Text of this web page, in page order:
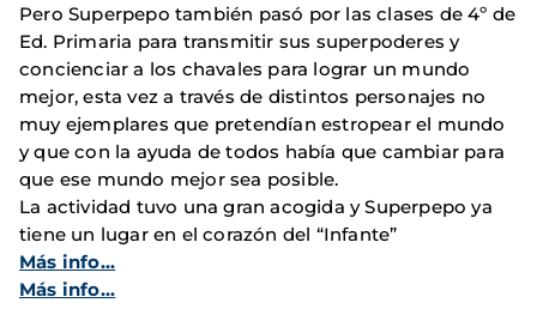
Pero Superpepo también pasó por las clases de 4º de
Ed. Primaria para transmitir sus superpoderes y
concienciar a los chavales para lograr un mundo
mejor, esta vez a través de distintos personajes no
muy ejemplares que pretendían estropear el mundo
y que con la ayuda de todos había que cambiar para
que ese mundo mejor sea posible.
La actividad tuvo una gran acogida y Superpepo ya
tiene un lugar en el corazón del “Infante”
Más info...
Más info...